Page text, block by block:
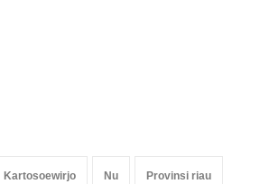
Kartosoewirjo Nu Provinsi riau